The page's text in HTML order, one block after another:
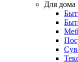
Для дома